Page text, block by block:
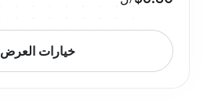
خيارات العرض